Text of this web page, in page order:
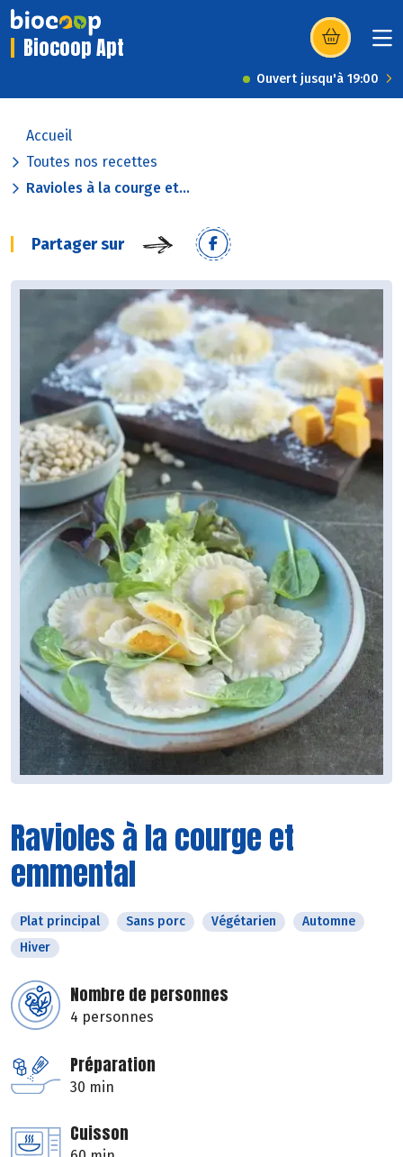
Biocoop Apt (s’ouvre dans
Ouvert jusqu'à 19:00
Accueil
Toutes nos recettes
Ravioles à la courge et...
Partager sur
Ravioles à la courge et
emmental
Plat principal Sans porc Végétarien
Automne
Hiver
Nombre de personnes
4 personnes
Préparation
30 min
Cuisson